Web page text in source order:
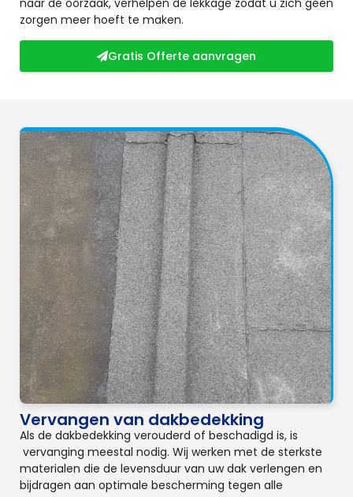
naar de oorzaak, verhelpen de lekkage zodat u zich geen
zorgen meer hoeft te maken.
Gratis Offerte aanvragen
Vervangen van dakbedekking
Als de dakbedekking verouderd of beschadigd is, is
vervanging meestal nodig. Wij werken met de sterkste
materialen die de levensduur van uw dak verlengen en
bijdragen aan optimale bescherming tegen alle